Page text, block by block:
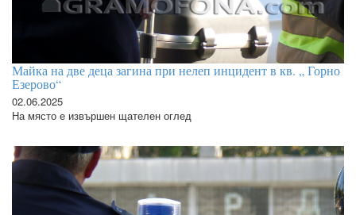
Майка на две деца загина при нелеп инцидент в кв. „ Горно
Езерово“
02.06.2025
На място е извършен щателен оглед